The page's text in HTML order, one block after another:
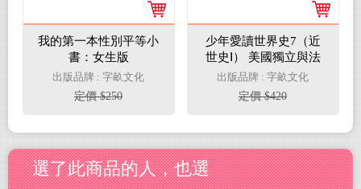
我的第一本性別平等小
書：女生版
出版品牌 : 字畝文化
定價 $250
少年愛讀世界史7（近
世史Ⅰ） 美國獨立與法
國大革命的時代：路易
十四，你和康熙皇帝是
筆友？
出版品牌 : 字畝文化
定價 $420
選了此商品的人，也選